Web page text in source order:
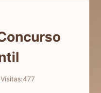
Visitas:477